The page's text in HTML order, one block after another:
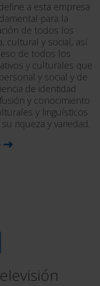
a esta empresa
para la
de todos los
cultural y social, así
de todos los
y culturales que
y social y de
de identidad
y conocimiento
y lingüísticos
riqueza y variedad.